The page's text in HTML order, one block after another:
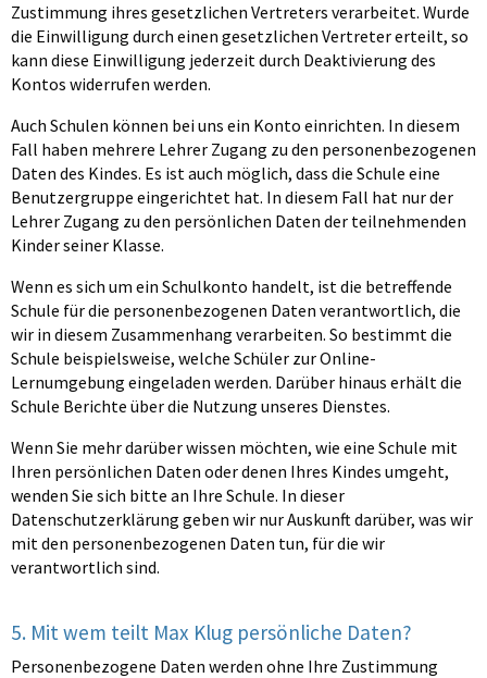
Zustimmung ihres gesetzlichen Vertreters verarbeitet. Wurde
die Einwilligung durch einen gesetzlichen Vertreter erteilt, so
kann diese Einwilligung jederzeit durch Deaktivierung des
Kontos widerrufen werden.
Auch Schulen können bei uns ein Konto einrichten. In diesem
Fall haben mehrere Lehrer Zugang zu den personenbezogenen
Daten des Kindes. Es ist auch möglich, dass die Schule eine
Benutzergruppe eingerichtet hat. In diesem Fall hat nur der
Lehrer Zugang zu den persönlichen Daten der teilnehmenden
Kinder seiner Klasse.
Wenn es sich um ein Schulkonto handelt, ist die betreffende
Schule für die personenbezogenen Daten verantwortlich, die
wir in diesem Zusammenhang verarbeiten. So bestimmt die
Schule beispielsweise, welche Schüler zur Online-
Lernumgebung eingeladen werden. Darüber hinaus erhält die
Schule Berichte über die Nutzung unseres Dienstes.
Wenn Sie mehr darüber wissen möchten, wie eine Schule mit
Ihren persönlichen Daten oder denen Ihres Kindes umgeht,
wenden Sie sich bitte an Ihre Schule. In dieser
Datenschutzerklärung geben wir nur Auskunft darüber, was wir
mit den personenbezogenen Daten tun, für die wir
verantwortlich sind.
5. Mit wem teilt Max Klug persönliche Daten?
Personenbezogene Daten werden ohne Ihre Zustimmung